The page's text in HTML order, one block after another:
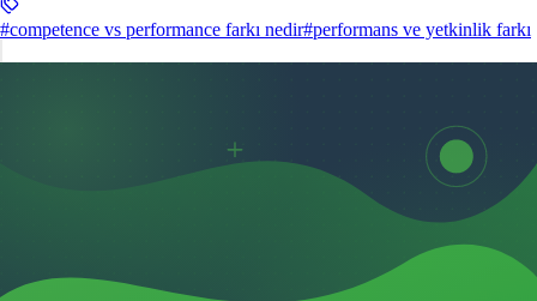
#competence vs performance farkı nedir#performans ve yetkinlik farkı